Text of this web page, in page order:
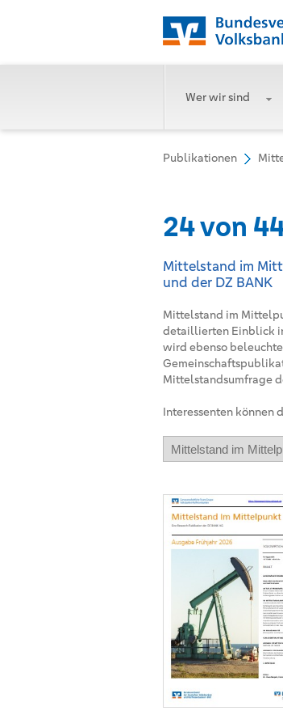
Wer wir sind
Publikationen
24 von
Mittelstand im
und der DZ BANK
Mittelstand im
detaillierten Einblick
wird ebenso
Mittelstandsumfrage
Interessenten können